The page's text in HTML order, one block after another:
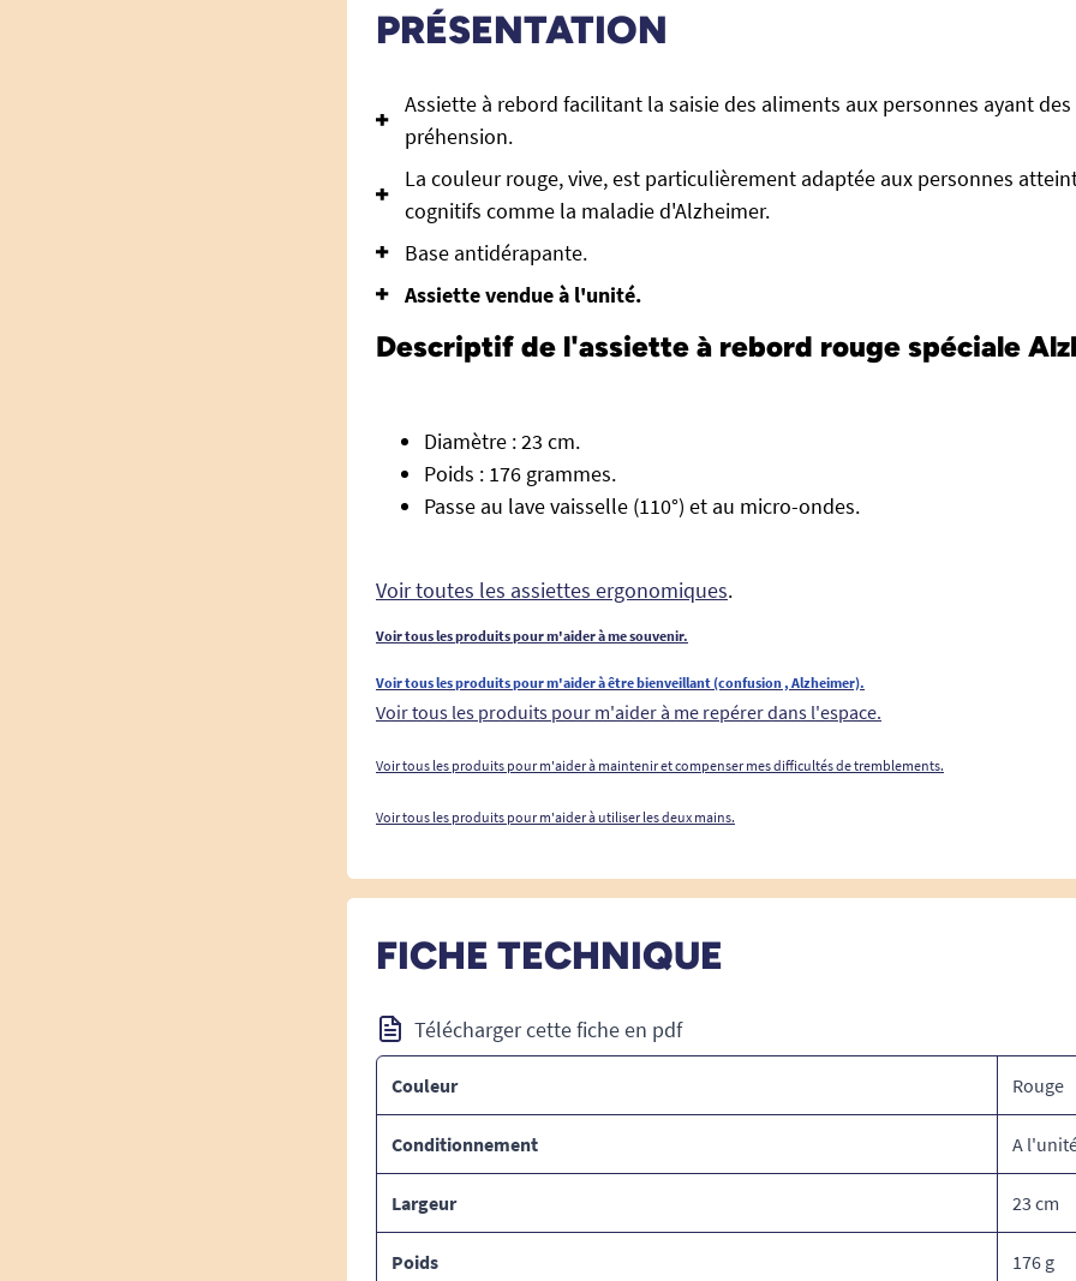
PRÉSENTATION
Assiette à rebord facilitant la saisie des aliments aux personnes ayant
préhension.
La couleur rouge, vive, est particulièrement adaptée aux personnes
cognitifs comme la maladie d'Alzheimer.
Base antidérapante.
Assiette vendue à l'unité.
Descriptif de l'assiette à rebord rouge spéciale
Diamètre : 23 cm.
Poids : 176 grammes.
Passe au lave vaisselle (110°) et au micro-ondes.
Voir toutes les assiettes ergonomiques.
Voir tous les produits pour m'aider à me souvenir.
Voir tous les produits pour m'aider à être bienveillant (confusion , Alzheimer).
Voir tous les produits pour m'aider à me repérer dans l'espace.
Voir tous les produits pour m'aider à maintenir et compenser mes difficultés de tremblements.
Voir tous les produits pour m'aider à utiliser les deux mains.
FICHE TECHNIQUE
Télécharger cette fiche en pdf
Couleur Rouge
Conditionnement A
Largeur 23 cm
Poids 176 g